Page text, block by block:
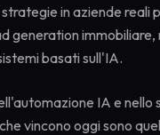
in aziende reali
generation immobiliare,
basati sull'IA.
IA e nello
vincono oggi sono